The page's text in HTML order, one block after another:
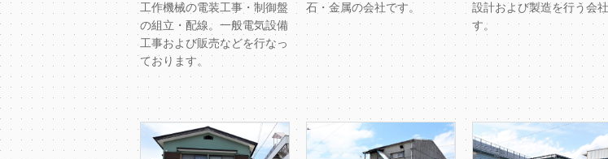
工作機械の電装工事・制御盤
の組立・配線。一般電気設備
工事および販売などを行なっ
ております。
石・金属の会社です。
設計および製造を行う会
す。